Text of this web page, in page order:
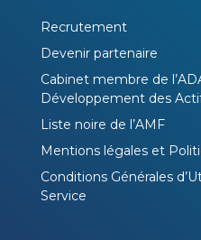
Recrutement
Devenir partenaire
Cabinet membre de
Développement des
Liste noire de l’AMF
Mentions légales et
Conditions Générales
Service